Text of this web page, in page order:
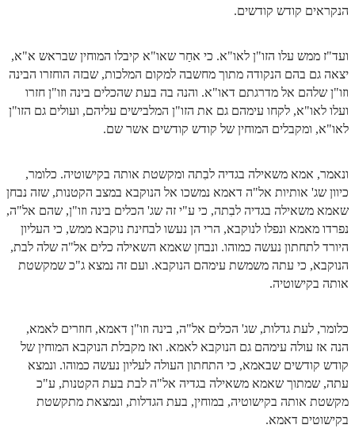
הזמן סט זוהר
ספרים להורדה
מנוע חיפוש בכתבי בעל הסולם
חנות ספרים
הנקראים קודש קודשים.
ועד"ז ממש עלו הזו"ן לאו"א. כי אחַר שאו"א קיבלו המוחין שבראש א"א,
יצאה גם בהם הנקודה מתוך מחשבה למקום המלכות, שבזה הוחזרו הבינה
וזו"ן שלהם אל מדרגתם דאו"א. והנה בה בעת שהכלים בינה וזו"ן חזרו
ועלו לאו"א, לקחו עימהם גם את הזו"ן המלבישים עליהם, ועולים גם הזו"ן
לאו"א, ומקבלים המוחין של קודש קודשים אשר שם.
ונאמר, אמא משאילה בגדיה לבִתה ומקשטת אותה בקישוטיה. כלומר,
כיוון שג' אותיות אל"ה דאמא נמשכו אל הנוקבא במצב הקטנות, שזה נבחן
שאמא משאילה בגדיה לבִתה, כי ע"י זה שג' הכלים בינה וזו"ן, שהם אל"ה,
נפרדו מאמא ונפלו לנוקבא, הרי הן נעשו לבחינת נוקבא ממש, כי העליון
היורד לתחתון נעשה כמוהו. ונבחן שאמא השאילה כלים אל"ה שלה לבת,
הנוקבא, כי עתה משמשת עימהם הנוקבא. ועם זה נמצא ג"כ שמקשטת
אותה בקישוטיה.
כלומר, לעת גדלות, שג' הכלים אל"ה, בינה וזו"ן דאמא, חוזרים לאמא,
הנה אז עולה עימהם גם הנוקבא לאמא. ואז מקבלת הנוקבא המוחין של
קודש קודשים שבאמא, כי התחתון העולה לעליון נעשה כמוהו. ונמצא
עתה, שמתוך שאמא משאילה בגדיה אל"ה לבת בעת הקטנות, ע"כ
מקשטת אותה בקישוטיה, במוחין, בעת הגדלות, ונמצאת מתקשטת
בקישוטים דאמא.